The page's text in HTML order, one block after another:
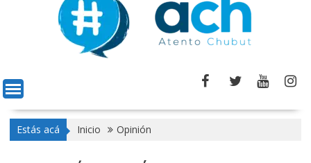
Estás acá Inicio Opinión